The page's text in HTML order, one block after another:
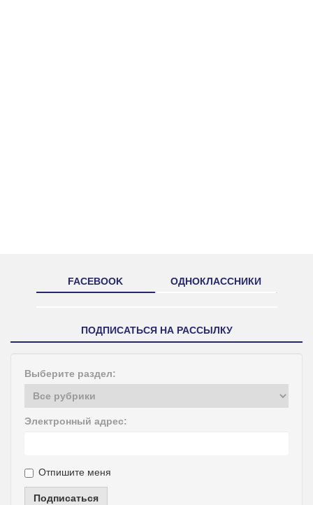
FACEBOOK ОДНОКЛАССНИКИ
ПОДПИСАТЬСЯ НА РАССЫЛКУ
Выберите раздел:
Электронный адрес:
Отпишите меня
Подписаться